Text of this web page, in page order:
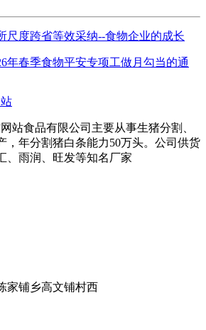
尺度跨省等效采纳--食物企业的成长
年春季食物平安专项工做月勾当的通
站食品有限公司主要从事生猪分割、
，年分割猪白条能力50万头。公司供货
、雨润、旺发等知名厂家
家铺乡高文铺村西